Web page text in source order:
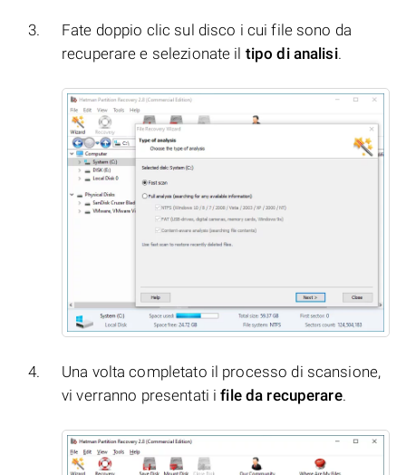
Fate doppio clic sul disco i cui file sono da
recuperare e selezionate il tipo di analisi.
Una volta completato il processo di scansione,
vi verranno presentati ifile da recuperare.